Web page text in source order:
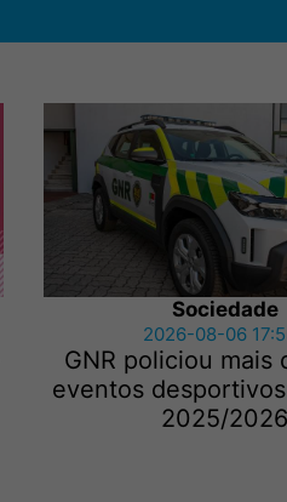
Sociedade
2026-08-06
GNR policiou mais
eventos
2025/2026